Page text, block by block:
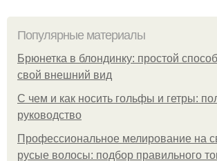
Популярные материалы
Брюнетка в блондинку: простой
свой внешний вид
С чем и как носить гольфы и гетры:
руководство
Профессиональное мелирование на
русые волосы: подбор правильного